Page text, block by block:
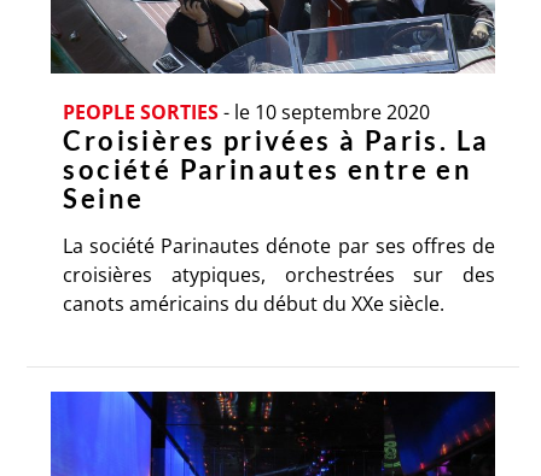
PEOPLE SORTIES- le 10 septembre 2020
Croisières privées à Paris. La
société Parinautes entre en
Seine
La société Parinautes dénote par ses offres de
croisières atypiques, orchestrées sur des
canots américains du début du XXe siècle.